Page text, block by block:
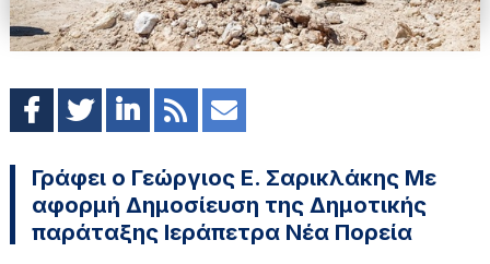
Γράφει ο Γεώργιος Ε. Σαρικλάκης Με
αφορμή Δημοσίευση της Δημοτικής
παράταξης Ιεράπετρα Νέα Πορεία